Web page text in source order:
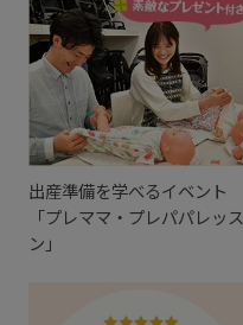
出産準備を学べるイベント
「プレママ・プレパパレッス
ン」